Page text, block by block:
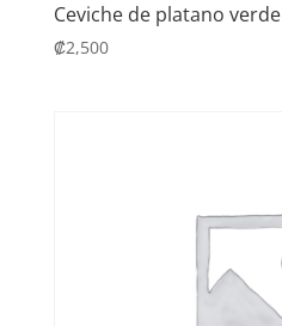
Ceviche de platano verde
₡2,500